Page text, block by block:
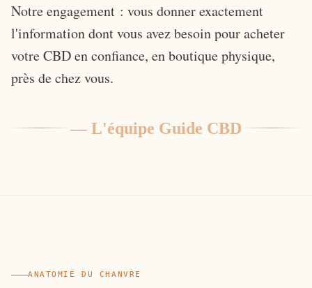
Notre engagement : vous donner exactement
l'information dont vous avez besoin pour acheter
votre CBD en confiance, en boutique physique,
près de chez vous.
— L'équipe Guide CBD
ANATOMIE DU CHANVRE